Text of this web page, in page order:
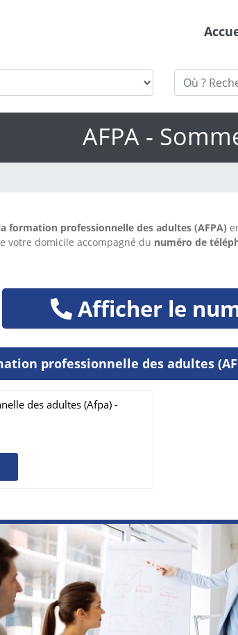
AFPA -
formation professionnelle des adultes (AFPA)
votre domicile accompagné du numéro de
Afficher le
professionnelle des adultes
des adultes (Afpa) -